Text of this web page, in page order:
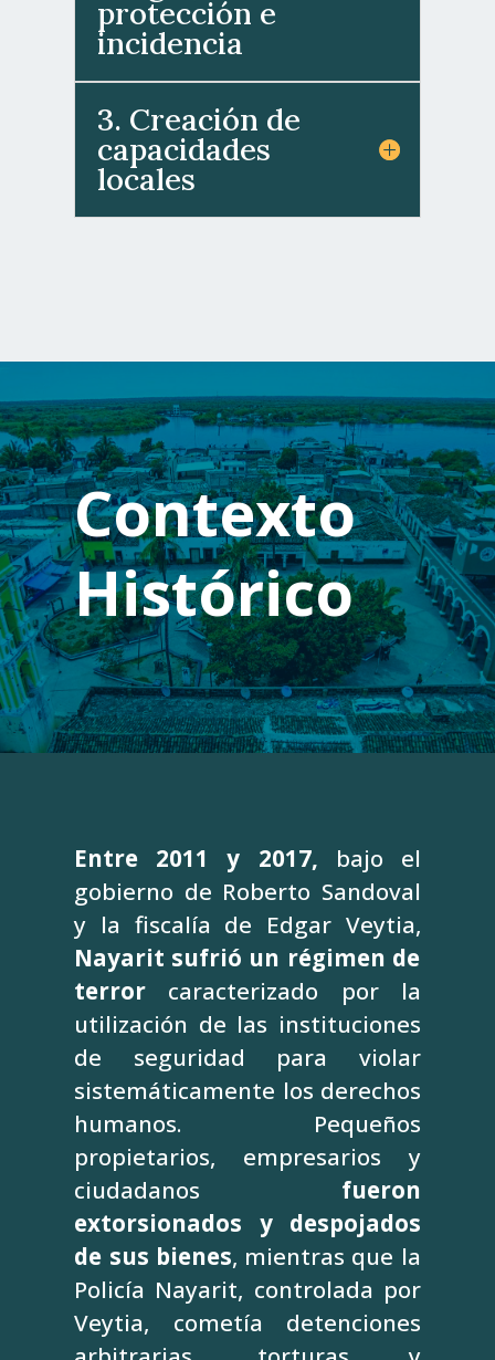
protección e
incidencia
3. Creación de
capacidades
locales
Contexto
Histórico
Entre 2011 y 2017, bajo el
gobierno de Roberto Sandoval
y la fiscalía de Edgar Veytia,
Nayarit sufrió un régimen de
terror caracterizado por la
utilización de las instituciones
de seguridad para violar
sistemáticamente los derechos
humanos. Pequeños
propietarios, empresarios y
ciudadanos fueron
extorsionados y despojados
de sus bienes, mientras que la
Policía Nayarit, controlada por
Veytia, cometía detenciones